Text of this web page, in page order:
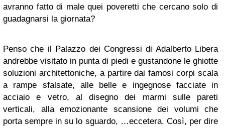
avranno fatto di male quei poveretti che cercano solo di
guadagnarsi la giornata?
Penso che il Palazzo dei Congressi di Adalberto Libera
andrebbe visitato in punta di piedi e gustandone le ghiotte
soluzioni architettoniche, a partire dai famosi corpi scala
a rampe sfalsate, alle belle e ingegnose facciate in
acciaio e vetro, al disegno dei marmi sulle pareti
verticali, alla emozionante scansione dei volumi che
porta sempre in su lo sguardo, …eccetera. Così, per dire